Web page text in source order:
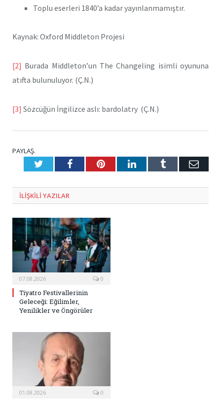
Toplu eserleri 1840’a kadar yayınlanmamıştır.
Kaynak: Oxford Middleton Projesi
[2] Burada Middleton’un The Changeling isimli oyununa
atıfta bulunuluyor. (Ç.N.)
[3] Sözcüğün İngilizce aslı: bardolatry (Ç.N.)
PAYLAŞ.
TwitterFacebookPinterestLinkedInTumblr E-
ILIŞKILI YAZILAR
07.08.2026 0
Tiyatro Festivallerinin
Geleceği: Eğilimler,
Yenilikler ve Öngörüler
01.08.2026 0